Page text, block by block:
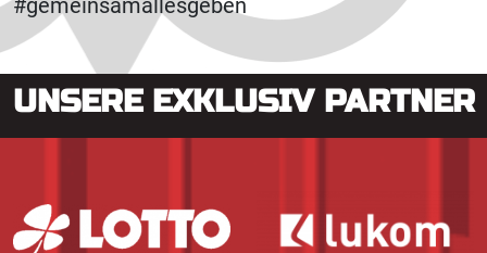
#gemeinsamallesgeben
UNSERE EXKLUSIV PARTNER